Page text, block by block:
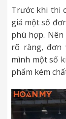
Trước khi thi
giá một số
phù hợp.
rõ ràng, đơn
mình một số
phẩm kém